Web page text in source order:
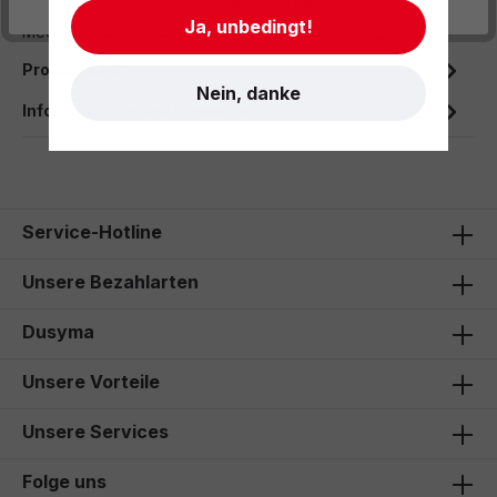
Die Kinderschere ist mit ihrem zurückfedernden
Mechanismus für Rechts - und Linkshänder geeignet.
Produktdaten
Informationen und Hinweise
Service-Hotline
Unsere Bezahlarten
Dusyma
Unsere Vorteile
Unsere Services
Folge uns
- Impressum - AGB - Datenschutz
Ja, unbedingt!
Nein, danke